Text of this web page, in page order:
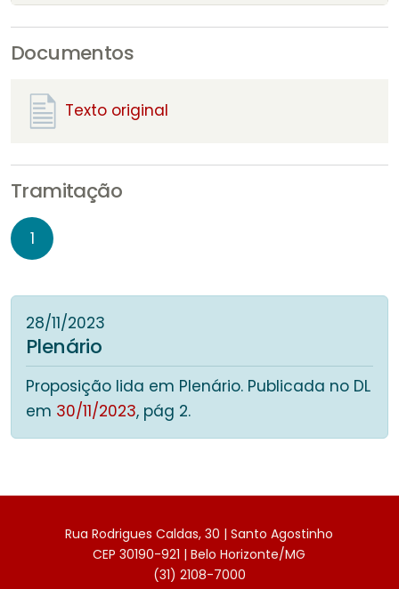
Documentos
Texto original
Tramitação
1
28/11/2023
Plenário
Proposição lida em Plenário. Publicada no DL
em 30/11/2023, pág 2.
Rua Rodrigues Caldas, 30 | Santo Agostinho
CEP 30190-921 | Belo Horizonte/MG
(31) 2108-7000